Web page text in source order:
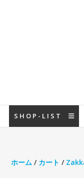
S H O P - L I S T
ホーム/ カート /